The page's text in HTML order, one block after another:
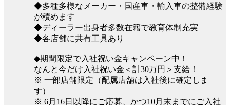
◆多種多様なメーカー・国産車・輸入車の整備経験
が積めます
◆ディーラー出身者多数在籍で教育体制充実
◆各店舗に共有工具あり
◆期間限定で入社祝い金キャンペーン中！
なんと今だけ入社祝い金＜計30万円＞支給！
※ 一部店舗限定（配属店舗は入社後に確定しま
す）
※ 6月16日以降にご応募、かつ10月末までにご入社